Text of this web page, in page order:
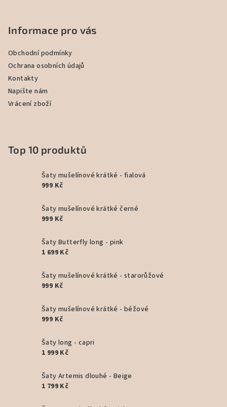
Informace pro vás
Obchodní podmínky
Ochrana osobních údajů
Kontakty
Napište nám
Vrácení zboží
Top 10 produktů
Šaty mušelínové krátké - fialová
999 Kč
Šaty mušelínové krátké černé
999 Kč
Šaty Butterfly long - pink
1 699 Kč
Šaty mušelínové krátké - starorůžové
999 Kč
Šaty mušelínové krátké - béžové
999 Kč
Šaty long - capri
1 999 Kč
Šaty Artemis dlouhé - Beige
1 799 Kč